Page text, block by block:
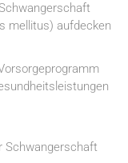
mellitus) aufdecken
Schwangerschaft